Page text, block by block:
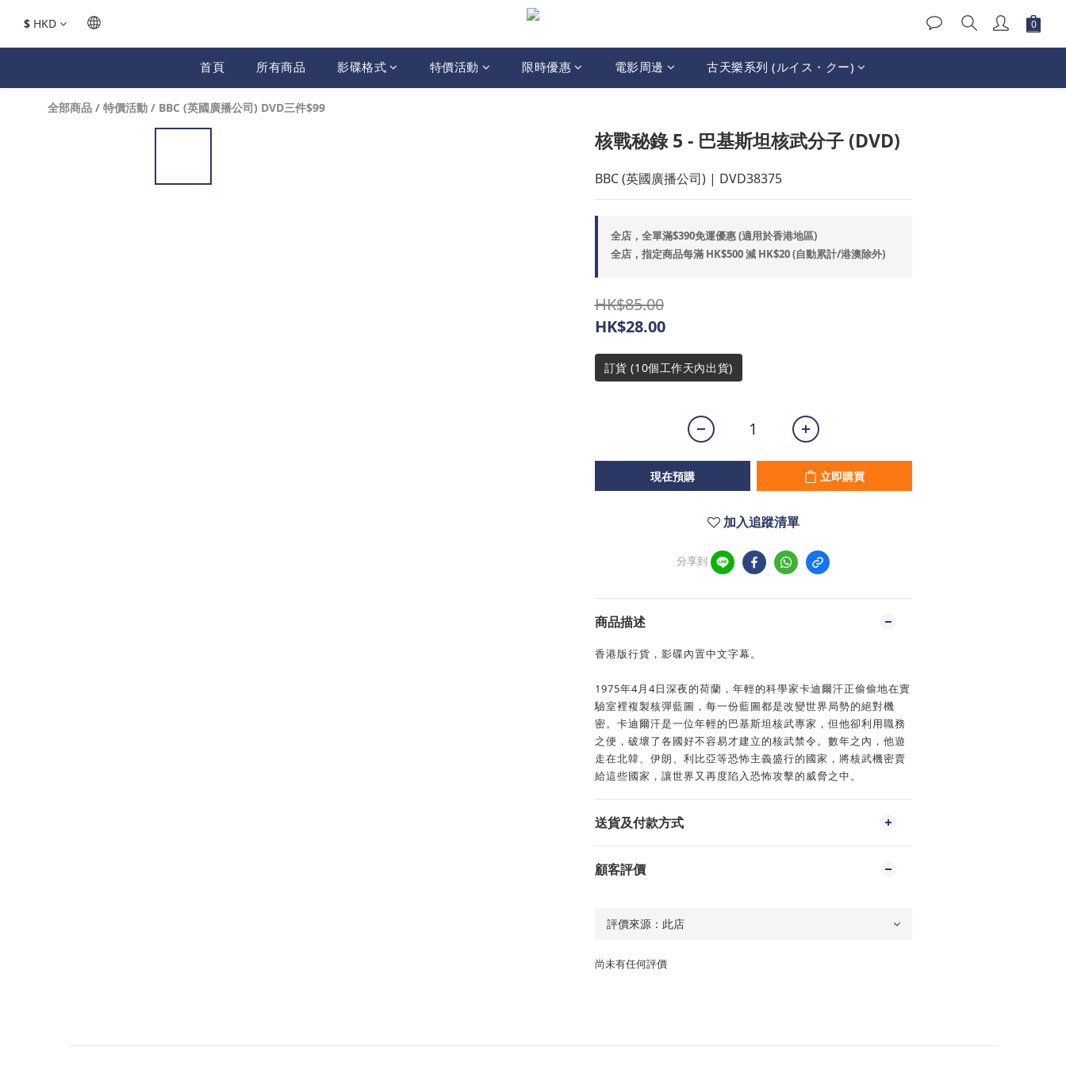
$ HKD
首頁 所有商品 影碟格式 特價活動 限時優惠 電影周邊 古天樂系列 (ルイス・クー)
全部商品 / 特價活動 / BBC (英國廣播公司) DVD三件$99
核戰秘錄 5 - 巴基斯坦核武分子 (DVD)
BBC (英國廣播公司) | DVD38375
全店，全單滿$390免運優惠 (適用於香港地區)
全店，指定商品每滿 HK$500 減 HK$20 (自動累計/港澳除外)
HK$85.00
HK$28.00
訂貨 (10個工作天內出貨)
現在預購 立即購買
加入追蹤清單
分享到
商品描述
香港版行貨，影碟內置中文字幕。
1975年4月4日深夜的荷蘭，年輕的科學家卡迪爾汗正偷偷地在實
驗室裡複製核彈藍圖，每一份藍圖都是改變世界局勢的絕對機
密。卡迪爾汗是一位年輕的巴基斯坦核武專家，但他卻利用職務
之便，破壞了各國好不容易才建立的核武禁令。數年之內，他遊
走在北韓、伊朗、利比亞等恐怖主義盛行的國家，將核武機密賣
給這些國家，讓世界又再度陷入恐怖攻擊的威脅之中。
送貨及付款方式
顧客評價
尚未有任何評價